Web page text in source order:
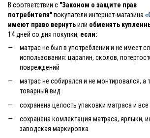
В соответствии с "Законом о защите прав
потребителя"покупатели интернет-магазина
имеют право вернутьили обменять
14 дней со дня покупки, если:
матрас не был в употреблении и не имеет
использования: царапин, сколов,
повреждений
матрас не собирался и не монтировался, а
товарный вид
сохранена целость упаковки матраса и
сохранена комлектация матраса, ярлыки,
заводская маркировка